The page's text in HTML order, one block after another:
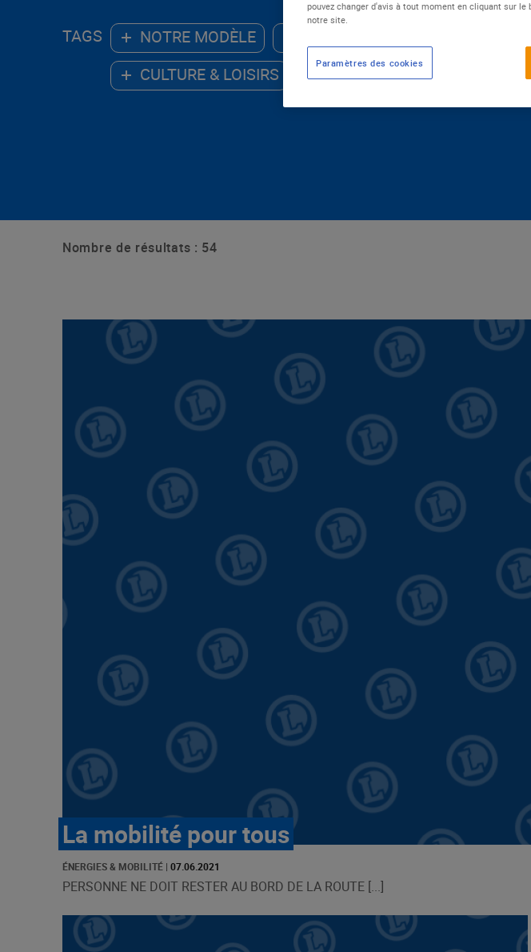
TAGS NOTRE MODÈLE
CULTURE & LOISIRS
ENVIRONNEMENT
Nombre de résultats : 54
La mobilité pour tous
ÉNERGIES & MOBILITÉ | 07.06.2021
PERSONNE NE DOIT RESTER AU BORD DE LA ROUTE [...]
pouvez changer d'avis à tout moment en cliquant sur
notre site.
Paramètres des cookies